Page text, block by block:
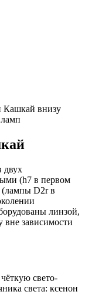
Кашкай внизу
двух
(h7 в первом
(лампы D2r в
линзой,
вне зависимости
свето-
света: ксенон